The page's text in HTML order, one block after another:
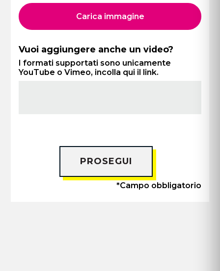
Carica immagine
Vuoi aggiungere anche un video?
I formati supportati sono unicamente
YouTube o Vimeo, incolla qui il link.
PROSEGUI
*Campo obbligatorio